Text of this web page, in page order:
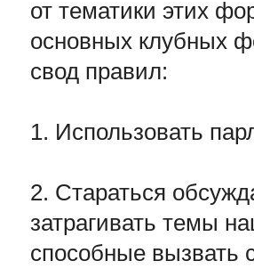
от тематики этих
основных клубных
свод правил:
1. Использовать
2. Стараться
затрагивать темы
способные вызвать